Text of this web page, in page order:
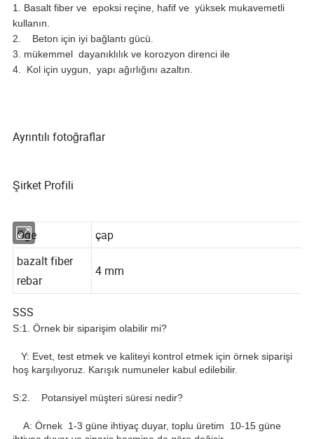
1. Basalt fiber ve epoksi reçine, hafif ve yüksek mukavemetli
kullanın.
2.
Beton için iyi bağlantı gücü.
3. mükemmel dayanıklılık ve korozyon direnci ile
4. Kol için uygun, yapı ağırlığını azaltın.
Ayrıntılı fotoğraflar
Şirket Profili
Öğe
çap
bazalt fiber
rebar
SSS
S:1. Örnek bir siparişim olabilir mi?
Y: Evet, test etmek ve kaliteyi kontrol etmek için örnek siparişi
hoş karşılıyoruz. Karışık numuneler kabul edilebilir.
S:2. Potansiyel müşteri süresi nedir?
A: Örnek 1-3 güne ihtiyaç duyar, toplu üretim 10-15 güne